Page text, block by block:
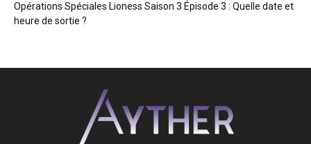
Opérations Spéciales Lioness Saison 3 Épisode 3 : Quelle date et
heure de sortie ?